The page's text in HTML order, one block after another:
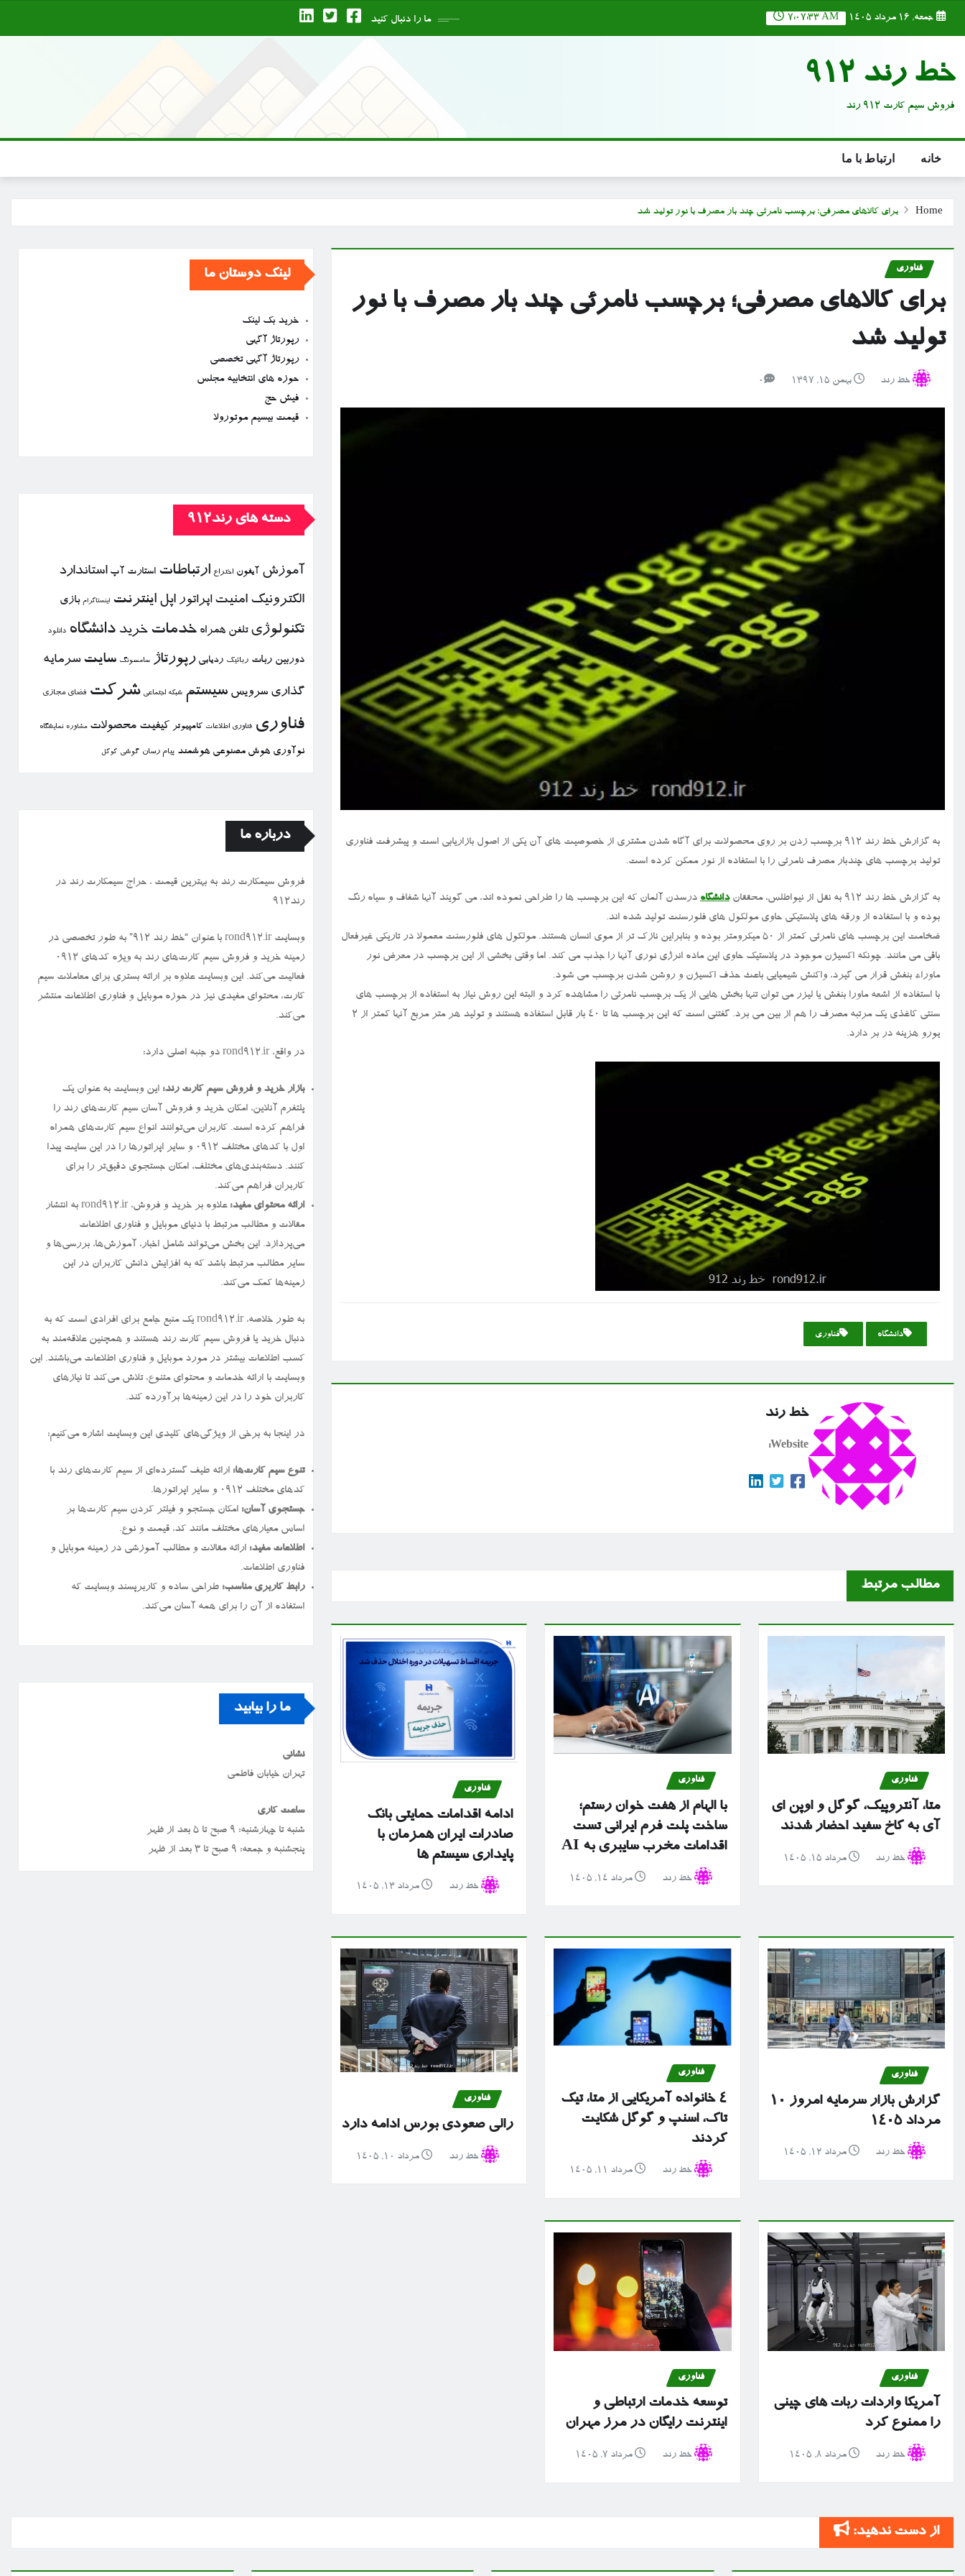
جمعه, ۱۶ مرداد ۱۴۰۵ 7:07:35 AM ما را دنبال کنید
خط رند 912
فروش سیم کارت 912 رند
خانه ارتباط با ما
Home برای کالاهای مصرفی؛ برچسب نامرئی چند بار مصرف با نور تولید شد
فناوری
برای کالاهای مصرفی؛ برچسب نامرئی چند بار مصرف با نور
تولید شد
خط رند بهمن ۱۵, ۱۳۹۷ 0
به گزارش خط رند ۹۱۲ برچسب زدن بر روی محصولات برای آگاه شدن مشتری از خصوصیت های آن یکی از اصول بازاریابی است و پیشرفت فناوری
تولید برچسب های چندبار مصرف نامرئی را با استفاده از نور ممکن کرده است.
به گزارش خط رند ۹۱۲ به نقل از نیواطلس، محققان دانشگاه درسدن آلمان که این برچسب ها را طراحی نموده اند، می گویند آنها شفاف و سیاه رنگ
بوده و با استفاده از ورقه های پلاستیکی حاوی مولکول های فلورسنت تولید شده اند.
ضخامت این برچسب های نامرئی کمتر از ۵۰ میکرومتر بوده و بنابراین نازک تر از موی انسان هستند. مولکول های فلورسنت معمولا در تاریکی غیرفعال
باقی می مانند. چونکه اکسیژن موجود در پلاستیک حاوی این ماده انرژی نوری آنها را جذب می کند. اما وقتی بخشی از این برچسب در معرض نور
ماوراء بنفش قرار می گیرد، واکنش شیمیایی باعث حذف اکسیژن و روشن شدن برچسب می شود.
با استفاده از اشعه ماورا بنفش یا لیزر می توان تنها بخش هایی از یک برچسب نامرئی را مشاهده کرد و البته این روش نیاز به استفاده از برچسب های
سنتی کاغذی یک مرتبه مصرف را هم از بین می برد. گفتنی است که این برچسب ها تا ۴۰ بار قابل استفاده هستند و تولید هر متر مربع آنها کمتر از ۲
یورو هزینه در بر دارد.
دانشگاه فناوری
خط رند
Website:
مطالب مرتبط
فناوری
متا، آنتروپیک، گوگل و اوپن ای
آی به کاخ سفید احضار شدند
خط رند مرداد ۱۵, ۱۴۰۵
فناوری
با الهام از هفت خوان رستم؛
ساخت پلت فرم ایرانی تست
اقدامات مخرب سایبری به AI
خط رند مرداد ۱۴, ۱۴۰۵
فناوری
ادامه اقدامات حمایتی بانک
صادرات ایران همزمان با
پایداری سیستم ها
خط رند مرداد ۱۳, ۱۴۰۵
فناوری
گزارش بازار سرمایه امروز ۱۰
مرداد ۱۴۰۵
خط رند مرداد ۱۲, ۱۴۰۵
فناوری
۴ خانواده آمریکایی از متا، تیک
تاک، اسنپ و گوگل شکایت
کردند
خط رند مرداد ۱۱, ۱۴۰۵
فناوری
رالی صعودی بورس ادامه دارد
خط رند مرداد ۱۰, ۱۴۰۵
فناوری
آمریکا واردات ربات های چینی
را ممنوع کرد
خط رند مرداد ۸, ۱۴۰۵
فناوری
توسعه خدمات ارتباطی و
اینترنت رایگان در مرز مهران
خط رند مرداد ۷, ۱۴۰۵
لینک دوستان ما
خرید بک لینک
رپورتاژ آگهی
رپورتاژ آگهی تخصصی
حوزه های انتخابیه مجلس
فیش حج
قیمت بیسیم موتورولا
دسته های رند912
آموزش آیفون اختراع ارتباطات استارت آپ استاندارد
الكترونیك امنیت اپراتور اپل اینترنت اینستاگرام بازی
تكنولوژی تلفن همراه خدمات خرید دانشگاه دانلود
دوربین ربات رباتیك ردیابی رپورتاژ سامسونگ سایت سرمایه
گذاری سرویس سیستم شبكه اجتماعی شركت فضای مجازی
فناوری فناوری اطلاعات كامپیوتر كیفیت محصولات مشاوره نمایشگاه
نوآوری هوش مصنوعی هوشمند پیام رسان گوشی گوگل
درباره ما
فروش سیمكارت رند به بهترین قیمت ، حراج سیمكارت رند در
رند912
وبسایت rond912.ir با عنوان “خط رند ۹۱۲” به طور تخصصی در
زمینه خرید و فروش سیم کارت‌های رند به ویژه کدهای ۰۹۱۲
فعالیت می‌کند. این وبسایت علاوه بر ارائه بستری برای معاملات سیم
کارت، محتوای مفیدی نیز در حوزه موبایل و فناوری اطلاعات منتشر
می‌کند.
در واقع، rond912.ir دو جنبه اصلی دارد:
بازار خرید و فروش سیم کارت رند: این وبسایت به عنوان یک
پلتفرم آنلاین، امکان خرید و فروش آسان سیم کارت‌های رند را
فراهم کرده است. کاربران می‌توانند انواع سیم کارت‌های همراه
اول با کدهای مختلف ۰۹۱۲ و سایر اپراتورها را در این سایت پیدا
کنند. دسته‌بندی‌های مختلف، امکان جستجوی دقیق‌تر را برای
کاربران فراهم می‌کند.
ارائه محتوای مفید:
علاوه بر خرید و فروش، rond912.ir به انتشار
مقالات و مطالب مرتبط با دنیای موبایل و فناوری اطلاعات
می‌پردازد. این بخش می‌تواند شامل اخبار، آموزش‌ها، بررسی‌ها و
سایر مطالب مرتبط باشد که به افزایش دانش کاربران در این
زمینه‌ها کمک می‌کند.
به طور خلاصه، rond912.ir یک منبع جامع برای افرادی است که به
دنبال خرید یا فروش سیم کارت رند هستند و همچنین علاقه‌مند به
کسب اطلاعات بیشتر در مورد موبایل و فناوری اطلاعات می‌باشند. این
وبسایت با ارائه خدمات و محتوای متنوع، تلاش می‌کند تا نیازهای
کاربران خود را در این زمینه‌ها برآورده کند.
در اینجا به برخی از ویژگی‌های کلیدی این وبسایت اشاره می‌کنیم:
تنوع سیم کارت‌ها: ارائه طیف گسترده‌ای از سیم کارت‌های رند با
کدهای مختلف ۰۹۱۲ و سایر اپراتورها.
جستجوی آسان: امکان جستجو و فیلتر کردن سیم کارت‌ها بر
اساس معیارهای مختلف مانند کد، قیمت و نوع.
اطلاعات مفید: ارائه مقالات و مطالب آموزشی در زمینه موبایل و
فناوری اطلاعات.
رابط کاربری مناسب: طراحی ساده و کاربرپسند وبسایت که
استفاده از آن را برای همه آسان می‌کند.
ما را بیابید
نشانی
تهران خیابان فاطمی
ساعت کاری
شنبه تا چهارشنبه: ۹ صبح تا ۵ بعد از ظهر
پنجشنبه و جمعه: ۹ صبح تا ۳ بعد از ظهر
از دست ندهید: